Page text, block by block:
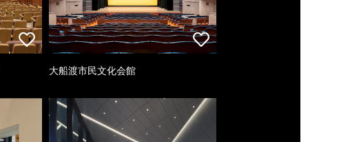
大船渡市民文化会館